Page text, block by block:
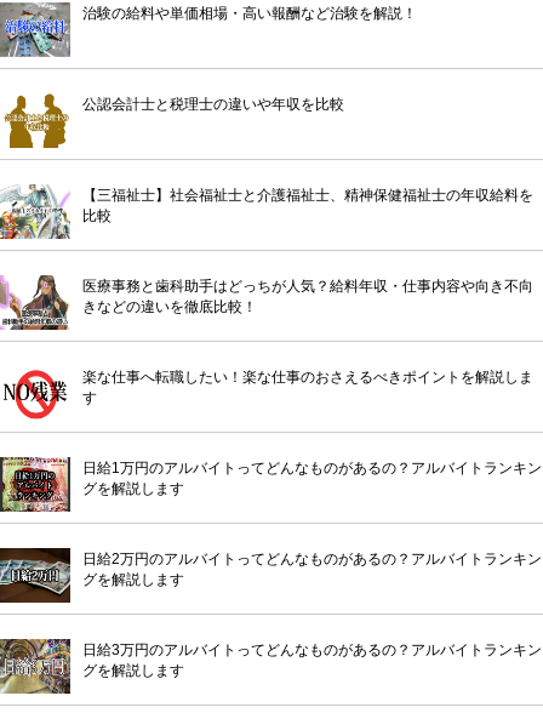
治験の給料や単価相場・高い報酬など治験を解説！
公認会計士と税理士の違いや年収を比較
【三福祉士】社会福祉士と介護福祉士、精神保健福祉士の年収給料を
比較
医療事務と歯科助手はどっちが人気？給料年収・仕事内容や向き不向
きなどの違いを徹底比較！
楽な仕事へ転職したい！楽な仕事のおさえるべきポイントを解説しま
す
日給1万円のアルバイトってどんなものがあるの？アルバイトランキン
グを解説します
日給2万円のアルバイトってどんなものがあるの？アルバイトランキン
グを解説します
日給3万円のアルバイトってどんなものがあるの？アルバイトランキン
グを解説します